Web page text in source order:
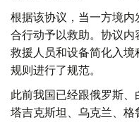
根据该协议，当一方境
合行动予以救助。协议
救援人员和设备简化入
规则进行了规范。
此前我国已经跟俄罗斯、
塔吉克斯坦、乌克兰、